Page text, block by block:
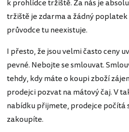
k prohlídce tržiště. Za nás je
tržiště je zdarma a žádný
průvodce tu neexistuje.
I přesto, že jsou velmi často ceny
pevné. Nebojte se smlouvat.
tehdy, kdy máte o koupi zboží
prodejci pozvat na mátový čaj. V
nabídku přijmete, prodejce počítá
zakoupíte.